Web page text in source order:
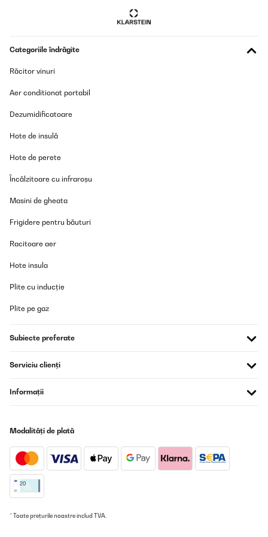
VERIFICATĂ REVIZUITĂ
La documentation n'est pas très claire concernant le
raccordement. Mais c'est simple pour l'installation. Compter 2
de cet achat qui évitera beaucoup de bouteille dans le bac
Traducere
Der Wasserfilter funktioniert einwandfrei und die Qualität des
das Gerät war gut verpackt. Der Verkäufer war sehr hilfsbereit
Schall- und Vibrationsisolierung darunter anbringen. Ansonsten
Wasser schätzt.
Amazon-Benutzer
05/05/2024
Negativ ist die Bedienungsanleitung , die Bedeutungen musste ich
manual, que es super básico y muy, muy incompleto en todo.
Categoriile îndrăgite
Răcitor vinuri
Aer conditionat portabil
Dezumidificatoare
Hote de insulă
Hote de perete
Încălzitoare cu infraroșu
Masini de gheata
Frigidere pentru băuturi
Racitoare aer
Hote insula
Plite cu inducție
Plite pe gaz
Subiecte preferate
Serviciu clienți
Informații
Modalități de plată
* Toate prețurile noastre includ TVA.